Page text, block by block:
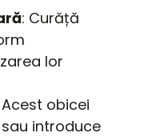
: Curăță
lor
Acest obicei
introduce